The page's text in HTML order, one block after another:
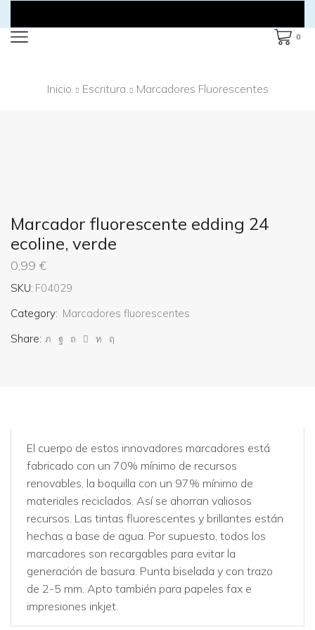
0
Inicio Escritura Marcadores Fluorescentes
Marcador fluorescente edding 24
ecoline, verde
0,99 €
SKU: F04029
Category: Marcadores fluorescentes
Share:
El cuerpo de estos innovadores marcadores está
fabricado con un 70% mínimo de recursos
renovables, la boquilla con un 97% mínimo de
materiales reciclados. Así se ahorran valiosos
recursos. Las tintas fluorescentes y brillantes están
hechas a base de agua. Por supuesto, todos los
marcadores son recargables para evitar la
generación de basura. Punta biselada y con trazo
de 2-5 mm. Apto también para papeles fax e
impresiones inkjet.